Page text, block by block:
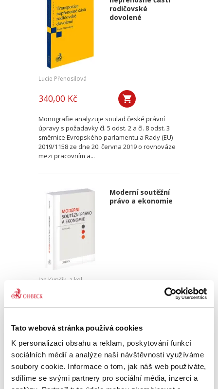
Tato webová stránka používá cookies
K personalizaci obsahu a reklam, poskytování funkcí
sociálních médií a analýze naší návštěvnosti využíváme
soubory cookie. Informace o tom, jak náš web používáte,
sdílíme se svými partnery pro sociální média, inzerci a
rodičovské
dovolené
Lucie Přenosilová
340,00 Kč
Monografie analyzuje soulad české právní
úpravy s požadavky čl. 5 odst. 2 a čl. 8 odst. 3
směrnice Evropského parlamentu a Rady (EU)
2019/1158 ze dne 20. června 2019 o rovnováze
mezi pracovním a...
Moderní soutěžní
právo a ekonomie
Jan Kupčík a kol.
1 490,00 Kč
kombinuje právní a ekonomický pohled na
zásadní otázky dneška v oblasti hospodářské
soutěže. Kniha přináší komplexní a detailní
rozbor témat, na která...